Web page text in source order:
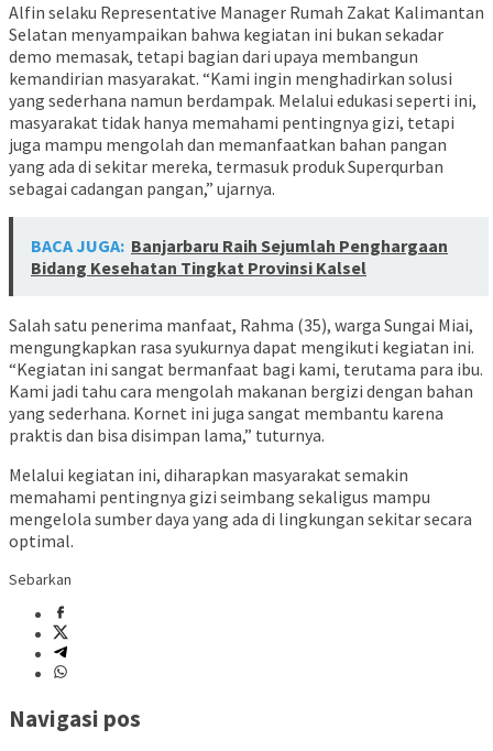
Alfin selaku Representative Manager Rumah Zakat Kalimantan
Selatan menyampaikan bahwa kegiatan ini bukan sekadar
demo memasak, tetapi bagian dari upaya membangun
kemandirian masyarakat. “Kami ingin menghadirkan solusi
yang sederhana namun berdampak. Melalui edukasi seperti ini,
masyarakat tidak hanya memahami pentingnya gizi, tetapi
juga mampu mengolah dan memanfaatkan bahan pangan
yang ada di sekitar mereka, termasuk produk Superqurban
sebagai cadangan pangan,” ujarnya.
BACA JUGA: Banjarbaru Raih Sejumlah Penghargaan
Bidang Kesehatan Tingkat Provinsi Kalsel
Salah satu penerima manfaat, Rahma (35), warga Sungai Miai,
mengungkapkan rasa syukurnya dapat mengikuti kegiatan ini.
“Kegiatan ini sangat bermanfaat bagi kami, terutama para ibu.
Kami jadi tahu cara mengolah makanan bergizi dengan bahan
yang sederhana. Kornet ini juga sangat membantu karena
praktis dan bisa disimpan lama,” tuturnya.
Melalui kegiatan ini, diharapkan masyarakat semakin
memahami pentingnya gizi seimbang sekaligus mampu
mengelola sumber daya yang ada di lingkungan sekitar secara
optimal.
Sebarkan
Navigasi pos